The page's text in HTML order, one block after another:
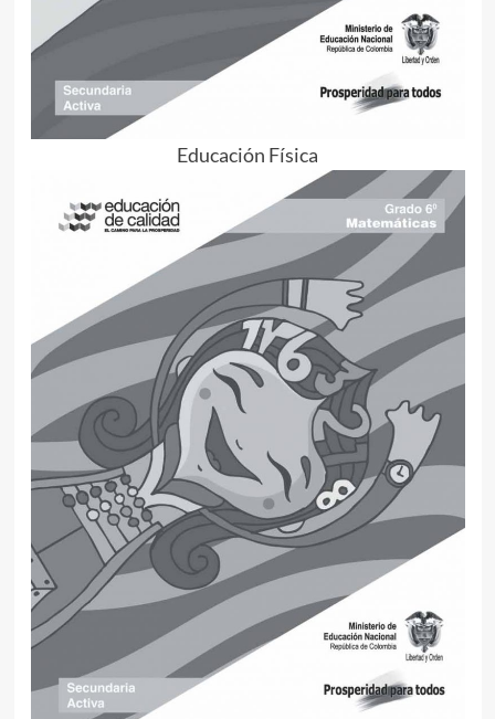
Educación Física